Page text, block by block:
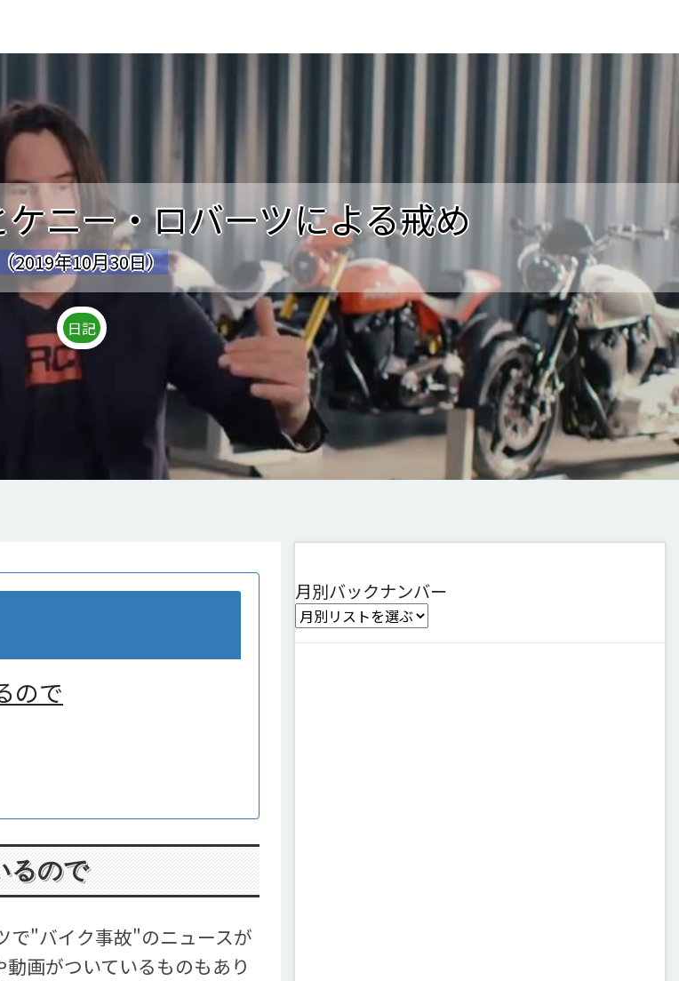
ニー・ロバーツによる戒め
（2019年10月30日）
日記
ので
るので
で"バイク事故"のニュースが
画がついているものもあり
月別バックナンバー